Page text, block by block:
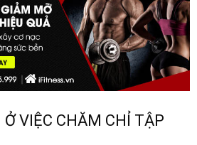
VIỆC CHĂM CHỈ TẬP